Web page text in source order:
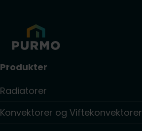
Produkter
Radiatorer
Konvektorer og Viftekonvektorer